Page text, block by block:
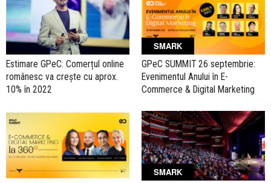
Estimare GPeC: Comerțul online
românesc va crește cu aprox.
10% în 2022
SMARK
GPeC SUMMIT 26 septembrie:
Evenimentul Anului în E-
Commerce & Digital Marketing
SMARK